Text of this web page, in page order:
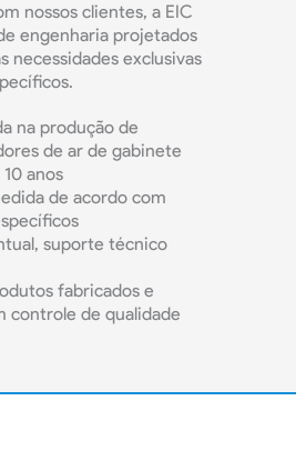
nossos clientes, a EIC
engenharia projetados
necessidades exclusivas
na produção de
de ar de gabinete
anos
de acordo com
suporte técnico
fabricados e
controle de qualidade